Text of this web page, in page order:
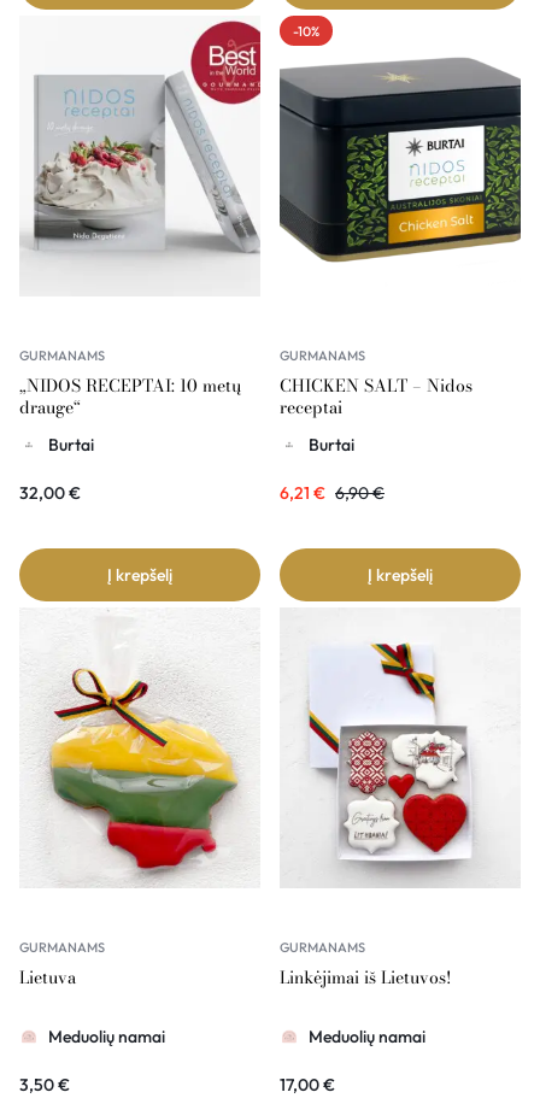
GURMANAMS
„NIDOS RECEPTAI: 10 metų
drauge“
Burtai
32,00€
Į krepšelį
-10%
GURMANAMS
CHICKEN SALT – Nidos
receptai
Burtai
6,21 € 6,90€
Į krepšelį
GURMANAMS
Lietuva
Meduolių namai
3,50€
GURMANAMS
Linkėjimai iš Lietuvos!
Meduolių namai
17,00€